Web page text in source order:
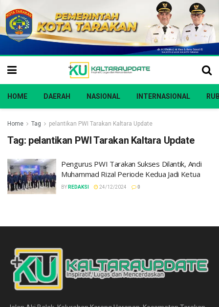
HOME DAERAH NASIONAL INTERNASIONAL
Home Tag pelantikan PWI Tarakan Kaltara Update
Tag: pelantikan PWI Tarakan Kaltara Update
Pengurus PWI Tarakan Sukses Dilantik, Andi
Muhammad Rizal Periode Kedua Jadi Ketua
BY REDAKSI 24/12/2024 0